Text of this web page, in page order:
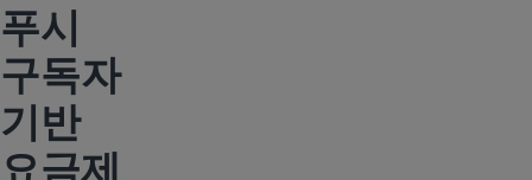
푸시
구독자
기반
요금제